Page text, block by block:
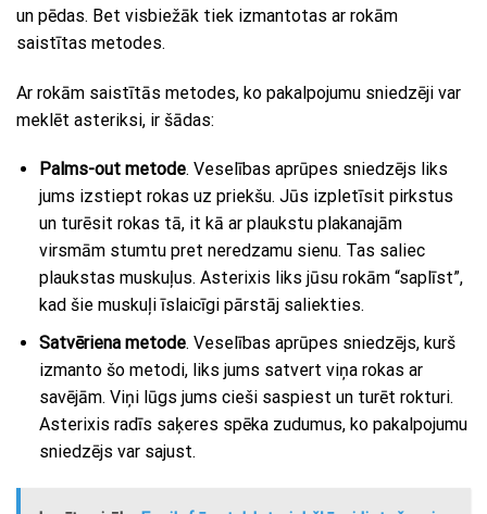
un pēdas. Bet visbiežāk tiek izmantotas ar rokām
saistītas metodes.
Ar rokām saistītās metodes, ko pakalpojumu sniedzēji var
meklēt asteriksi, ir šādas:
Palms-out metode. Veselības aprūpes sniedzējs liks
jums izstiept rokas uz priekšu. Jūs izpletīsit pirkstus
un turēsit rokas tā, it kā ar plaukstu plakanajām
virsmām stumtu pret neredzamu sienu. Tas saliec
plaukstas muskuļus. Asterixis liks jūsu rokām “saplīst”,
kad šie muskuļi īslaicīgi pārstāj saliekties.
Satvēriena metode. Veselības aprūpes sniedzējs, kurš
izmanto šo metodi, liks jums satvert viņa rokas ar
savējām. Viņi lūgs jums cieši saspiest un turēt rokturi.
Asterixis radīs saķeres spēka zudumus, ko pakalpojumu
sniedzējs var sajust.